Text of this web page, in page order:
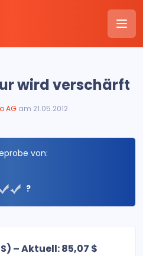
wird verschärft
AG am 21.05.2012
von:
?
– Aktuell: 85,07 $